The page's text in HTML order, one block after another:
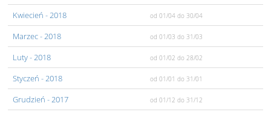
Kwiecień - 2018 od 01/04 do 30/04
Marzec- 2018 od 01/03 do 31/03
Luty- 2018 od 01/02 do 28/02
Styczeń - 2018 od 01/01 do 31/01
Grudzień - 2017 od 01/12 do 31/12